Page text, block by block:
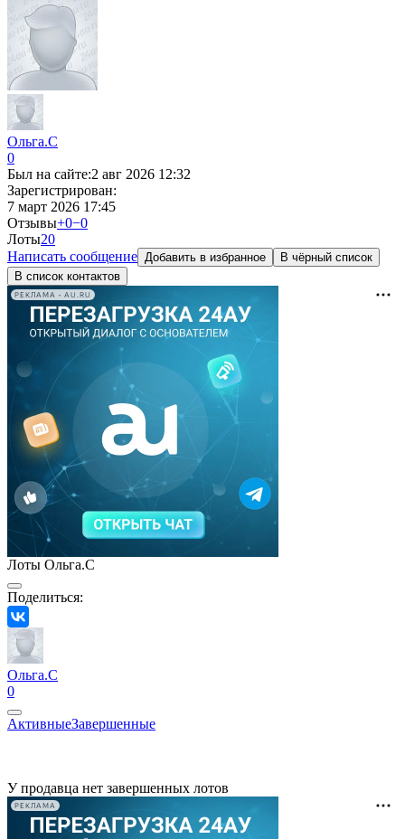
Ольга.С
0
Был на сайте:2 авг 2026 12:32
Зарегистрирован:
7 март 2026 17:45
Отзывы+0−0
Лоты20
Написать сообщение Добавить в избранное
В чёрный список
В список контактов
РЕКЛАМА • AU.RU
Лоты Ольга.С
Поделиться:
Ольга.С
0
АктивныеЗавершенные
У продавца нет завершенных лотов
РЕКЛАМА